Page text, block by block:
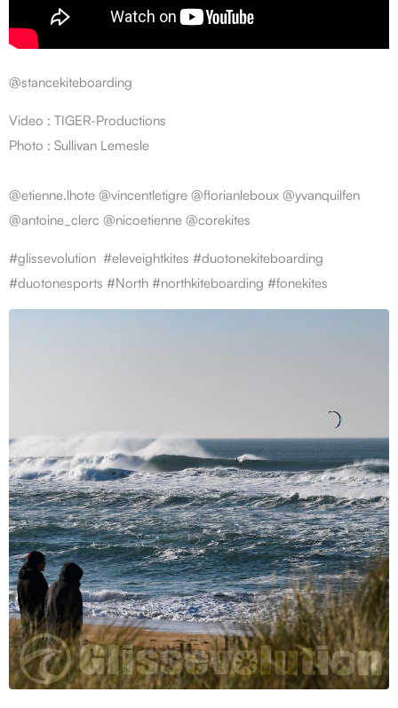
@stancekiteboarding
Video : TIGER-Productions
Photo : Sullivan Lemesle
@etienne.lhote @vincentletigre @florianleboux @yvanquilfen
@antoine_clerc @nicoetienne @corekites
#glissevolution #eleveightkites #duotonekiteboarding
#duotonesports #North #northkiteboarding #fonekites